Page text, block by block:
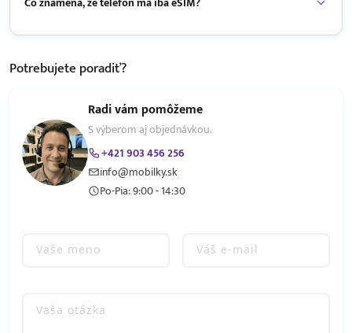
Potrebujete poradiť?
Radi vám pomôžeme
S výberom aj objednávkou.
+421 903 456 256
info@mobilky.sk
Po-Pia: 9:00 - 14:30